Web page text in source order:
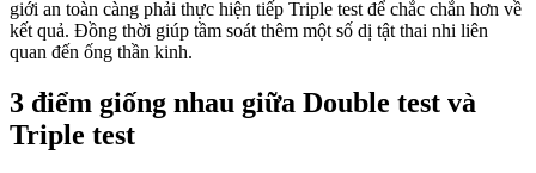
giới an toàn càng phải thực hiện tiếp Triple test để chắc chắn hơn về
kết quả. Đồng thời giúp tầm soát thêm một số dị tật thai nhi liên
quan đến ống thần kinh.
3 điểm giống nhau giữa Double test và
Triple test